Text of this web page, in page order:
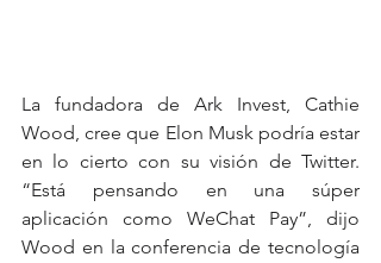
La fundadora de Ark Invest, Cathie
Wood, cree que Elon Musk podría estar
en lo cierto con su visión de Twitter.
“Está pensando en una súper
aplicación como WeChat Pay”, dijo
Wood en la conferencia de tecnología